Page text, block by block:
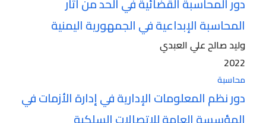
المحاسبة الإبداعية في الجمهورية اليمنية
وليد صالح علي العبدي
2022
محاسبة
دور نظم المعلومات الإدارية في إدارة الأزمات في